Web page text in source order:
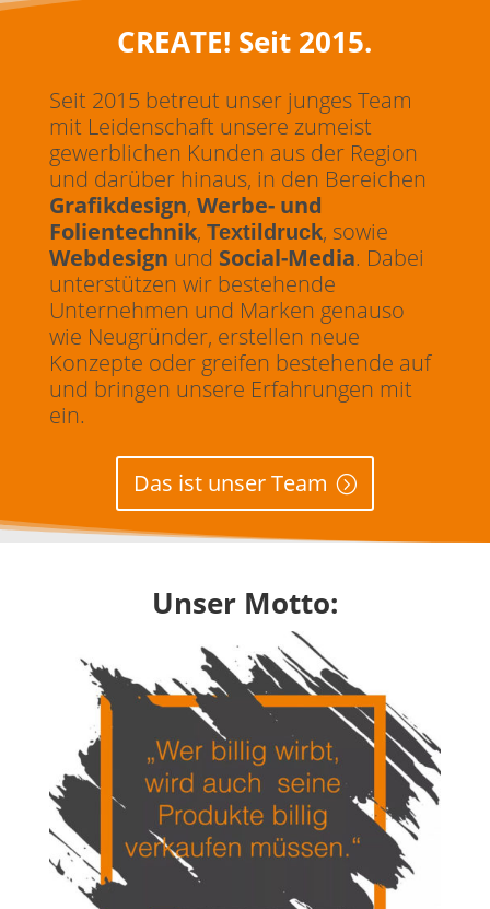
CREATE! Seit 2015.
Seit 2015 betreut unser junges Team
mit Leidenschaft unsere zumeist
gewerblichen Kunden aus der Region
und darüber hinaus, in den Bereichen
Grafikdesign, Werbe- und
Folientechnik, Textildruck, sowie
Webdesign und Social-Media. Dabei
unterstützen wir bestehende
Unternehmen und Marken genauso
wie Neugründer, erstellen neue
Konzepte oder greifen bestehende auf
und bringen unsere Erfahrungen mit
ein.
Das ist unser Team
Unser Motto: